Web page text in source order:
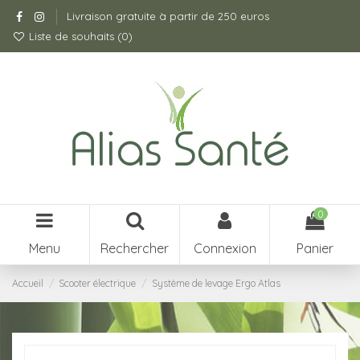
Livraison gratuite à partir de 250 euros
Liste de souhaits (0)
Menu Rechercher Connexion
0
Panier
Accueil Scooter électrique Système de levage Ergo Atlas